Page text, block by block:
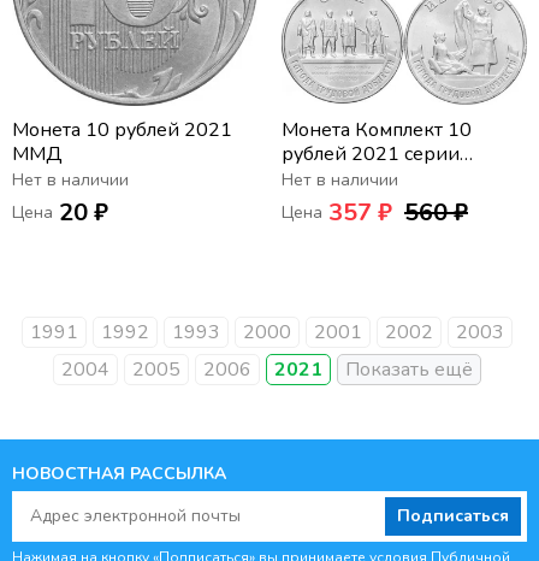
Монета 10 рублей 2021
ММД
Нет в наличии
Цена 20 ₽
Монета Комплект 10
рублей 2021 серии
«Города трудовой
доблести» (4 шт) - 1-ый
выпуск
Нет в наличии
Цена 357 ₽ 560 ₽
1991 1992 1993 2000 2001 2002
2003
2004
2005 2006 2021
НОВОСТНАЯ РАССЫЛКА
Подписаться